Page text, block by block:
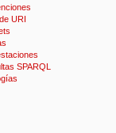
URI
SPARQL